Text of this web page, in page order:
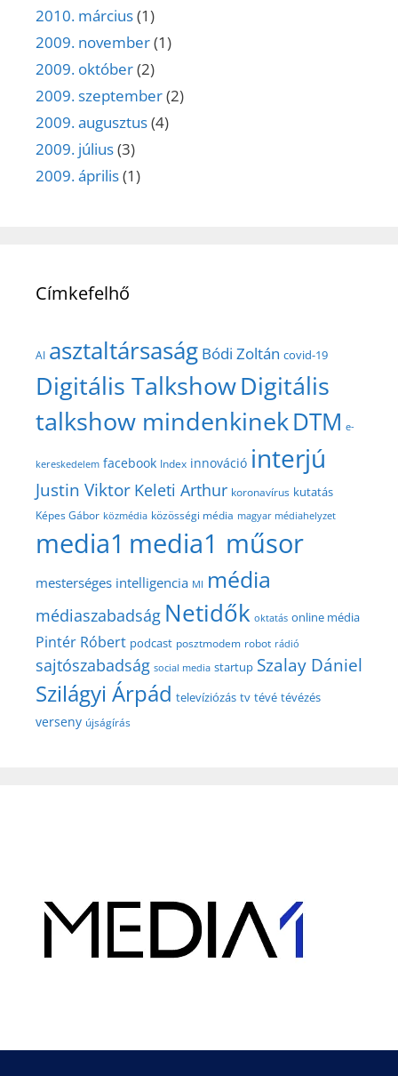
2010. március(1)
2009. november(1)
2009. október(2)
2009. szeptember(2)
2009. augusztus(4)
2009. július(3)
2009. április(1)
Címkefelhő
AI asztaltársaság Bódi Zoltán covid-19
Digitális TalkshowDigitális
talkshow mindenkinekDTM e-
kereskedelem facebook Index innováció interjú
Justin Viktor Keleti Arthur koronavírus kutatás
Képes Gábor közmédia közösségi média magyar médiahelyzet
media1 media1 műsor
mesterséges intelligencia MI média
médiaszabadság Netidők oktatás online média
Pintér Róbert podcast posztmodem robot rádió
sajtószabadság social media startup Szalay Dániel
Szilágyi Árpád televíziózás tv tévé tévézés
verseny újságírás